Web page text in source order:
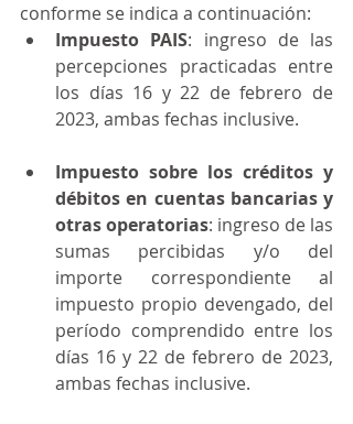
conforme se indica a continuación:
Impuesto PAIS: ingreso de las
percepciones practicadas entre
los días 16 y 22 de febrero de
2023, ambas fechas inclusive.
Impuesto sobre los créditos y
débitos en cuentas bancarias y
otras operatorias: ingreso de las
sumas percibidas y/o del
importe correspondiente al
impuesto propio devengado, del
período comprendido entre los
días 16 y 22 de febrero de 2023,
ambas fechas inclusive.